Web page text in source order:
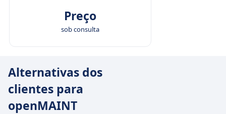
Preço
sob consulta
Alternativas dos
clientes para
openMAINT